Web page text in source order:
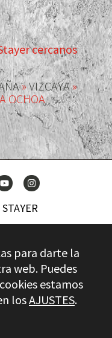
cercanos
»VIZCAYA»
OCHOA
para darte la
web. Puedes
estamos
losAJUSTES.